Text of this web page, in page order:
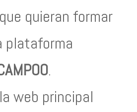
quieran formar
plataforma
.
web principal